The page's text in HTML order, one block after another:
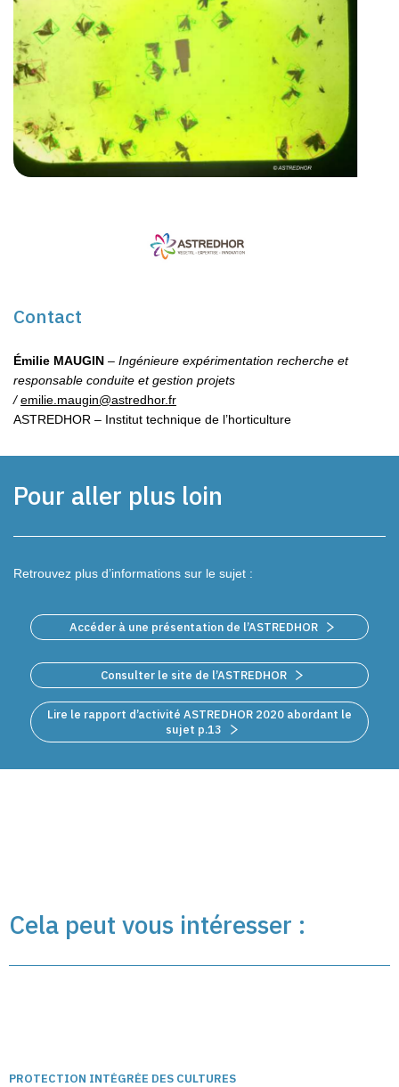
Contact
Émilie MAUGIN – Ingénieure expérimentation recherche et
responsable conduite et gestion projets
/emilie.maugin@astredhor.fr
ASTREDHOR – Institut technique de l’horticulture
Pour aller plus loin
Retrouvez plus d’informations sur le sujet :
Accéder à une présentation de l’ASTREDHOR
Consulter le site de l’ASTREDHOR
Lire le rapport d’activité ASTREDHOR 2020 abordant le
sujet p.13
Cela peut vous intéresser :
PROTECTION INTÉGRÉE DES CULTURES